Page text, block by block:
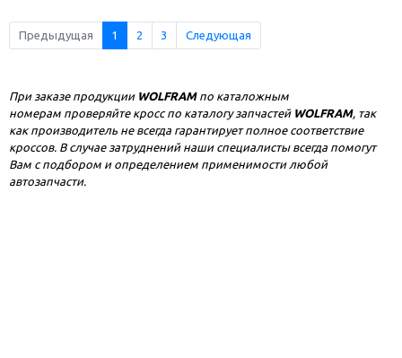
Предыдущая 1 2 3 Следующая
При заказе продукции WOLFRAMпо каталожным
номерам проверяйте кросс по каталогу запчастейWOLFRAM, так
как производитель не всегда гарантирует полное соответствие
кроссов. В случае затруднений наши специалисты всегда помогут
Вам с подбором и определением применимости любой
автозапчасти.